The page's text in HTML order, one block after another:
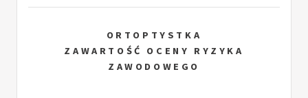
ORTOPTYSTKA
ZAWARTOŚĆ OCENY RYZYKA
ZAWODOWEGO